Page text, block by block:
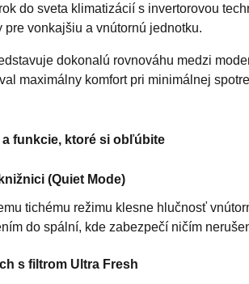
do sveta klimatizácií s invertorovou
pre vonkajšiu a vnútornú jednotku.
dokonalú rovnováhu medzi
maximálny komfort pri minimálnej
a funkcie, ktoré si obľúbite
(Quiet Mode)
tichému režimu klesne hlučnosť
do spální, kde zabezpečí ničím
s filtrom Ultra Fresh